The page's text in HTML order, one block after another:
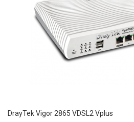
DrayTek Vigor 2865 VDSL2 Vplus